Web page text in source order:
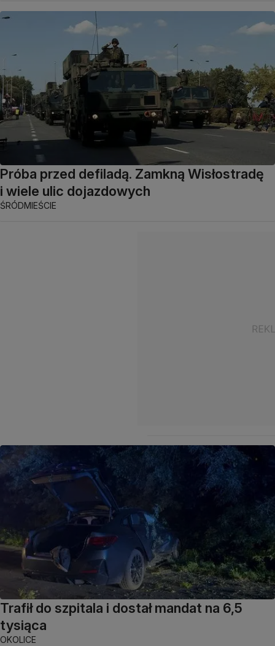
Próba przed defiladą. Zamkną Wisłostradę
i wiele ulic dojazdowych
ŚRÓDMIEŚCIE
Trafił do szpitala i dostał mandat na 6,5
tysiąca
OKOLICE